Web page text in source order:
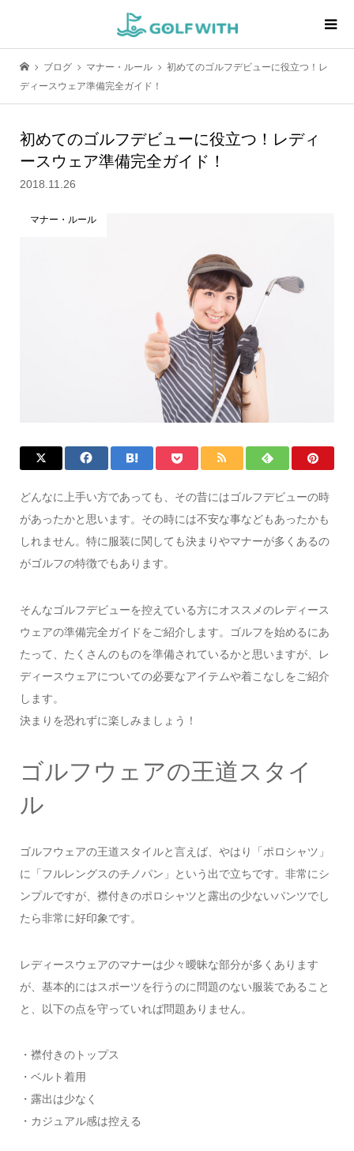
ブログ マナー・ルール
初めてのゴルフデビューに役立つ！レ
ディースウェア準備完全ガイド！
初めてのゴルフデビューに役立つ！レディ
ースウェア準備完全ガイド！
2018.11.26
マナー・ルール
どんなに上手い方であっても、その昔にはゴルフデビューの時
があったかと思います。その時には不安な事などもあったかも
しれません。特に服装に関しても決まりやマナーが多くあるの
がゴルフの特徴でもあります。
そんなゴルフデビューを控えている方にオススメのレディース
ウェアの準備完全ガイドをご紹介します。ゴルフを始めるにあ
たって、たくさんのものを準備されているかと思いますが、レ
ディースウェアについての必要なアイテムや着こなしをご紹介
します。
決まりを恐れずに楽しみましょう！
ゴルフウェアの王道スタイ
ル
ゴルフウェアの王道スタイルと言えば、やはり「ポロシャツ」
に「フルレングスのチノパン」という出で立ちです。非常にシ
ンプルですが、襟付きのポロシャツと露出の少ないパンツでし
たら非常に好印象です。
レディースウェアのマナーは少々曖昧な部分が多くあります
が、基本的にはスポーツを行うのに問題のない服装であること
と、以下の点を守っていれば問題ありません。
・襟付きのトップス
・ベルト着用
・露出は少なく
・カジュアル感は控える